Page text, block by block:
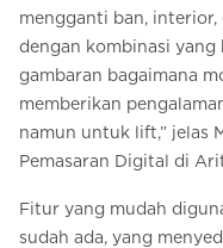
mengganti ban,
dengan kombinasi
gambaran bagaimana
memberikan
namun untuk lift,” jelas
Pemasaran Digital di
Fitur yang mudah
sudah ada, yang